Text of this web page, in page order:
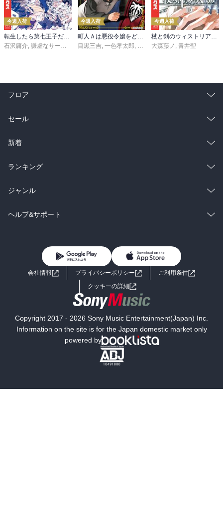
今週入荷
転生したら第七王子だったので、気ままに魔術を極めます（２４）
石沢庸介, 謙虚なサークル メル。
今週入荷
町人Ａは悪役令嬢をどうしても救いたい ～どぶと空と氷の姫君～１０【電子書店共通特典イラスト付】
目黒三吉, 一色孝太郎, Parum
今週入荷
杖と剣のウィストリア（１６）
大森藤ノ , 青井聖
フロア
総合
ラノベ
雑誌・グラビア
BL・TL
セール
総合
ラノベ
雑誌・グラビア
BL・TL
新着
総合
ラノベ
雑誌・グラビア
ランキング
総合
ラノベ
ジャンル
コミック
ライトノベル 男子向けラノベ
小説
海外小説
ミステリー SF
文学
ヘルプ&サポート
よくあるご質問 お問い合わせ
会社情報 プライバシーポリシー
ご利用条件
クッキーの詳細
Copyright 2017 - 2026 Sony Music Entertainment(Japan) Inc.
Information on the site is for the Japan domestic market only
powered by